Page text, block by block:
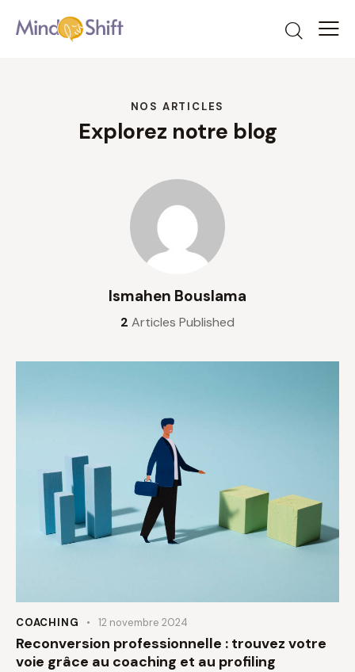
NOS ARTICLES
Explorez notre blog
Ismahen Bouslama
2 Articles Published
COACHING 12 novembre 2024
Reconversion professionnelle : trouvez votre
voie grâce au coaching et au profiling